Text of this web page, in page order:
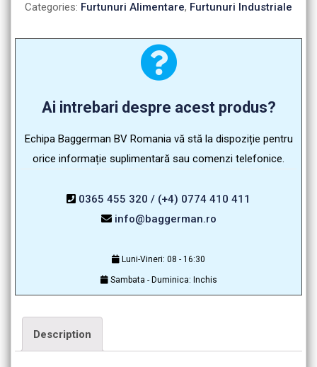
Categories: Furtunuri Alimentare, Furtunuri Industriale
Ai intrebari despre acest produs?
Echipa Baggerman BV Romania vă stă la dispoziție pentru
orice informație suplimentară sau comenzi telefonice.
0365 455 320 / (+4) 0774 410 411
info@baggerman.ro
Luni-Vineri: 08 - 16:30
Sambata - Duminica: Inchis
Description